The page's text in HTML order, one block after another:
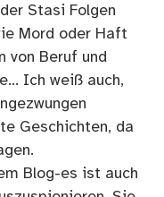
Stasi Folgen
Mord oder Haft
von Beruf und
Ich weiß auch,
Geschichten, da
Blog-es ist auch